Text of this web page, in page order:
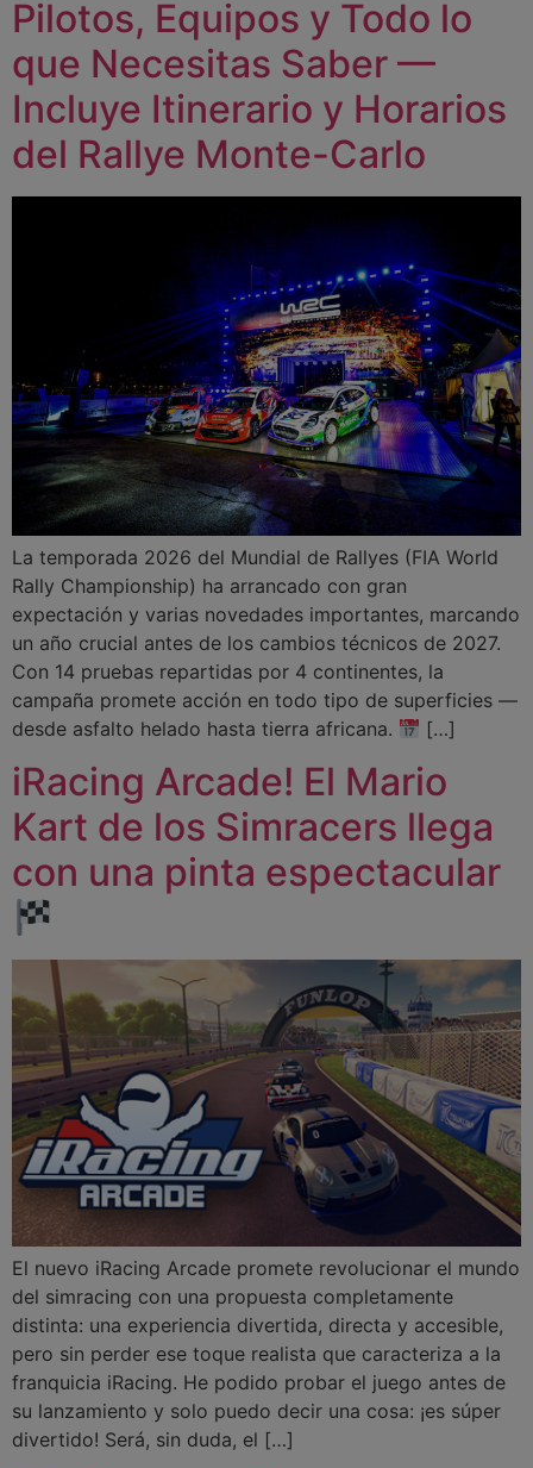
Pilotos, Equipos y Todo lo
que Necesitas Saber —
Incluye Itinerario y Horarios
del Rallye Monte-Carlo
La temporada 2026 del Mundial de Rallyes (FIA World
Rally Championship) ha arrancado con gran
expectación y varias novedades importantes, marcando
un año crucial antes de los cambios técnicos de 2027.
Con 14 pruebas repartidas por 4 continentes, la
campaña promete acción en todo tipo de superficies —
desde asfalto helado hasta tierra africana.
[…]
iRacing Arcade! El Mario
Kart de los Simracers llega
con una pinta espectacular
El nuevo iRacing Arcade promete revolucionar el mundo
del simracing con una propuesta completamente
distinta: una experiencia divertida, directa y accesible,
pero sin perder ese toque realista que caracteriza a la
franquicia iRacing. He podido probar el juego antes de
su lanzamiento y solo puedo decir una cosa: ¡es súper
divertido! Será, sin duda, el […]